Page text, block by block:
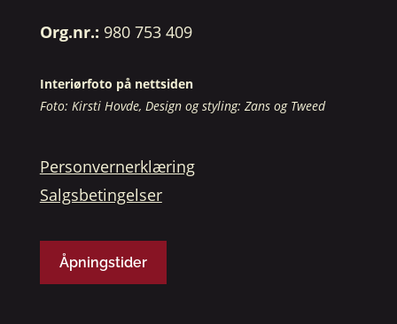
Org.nr.: 980 753 409
Interiørfoto på nettsiden
Foto: Kirsti Hovde, Design og styling: Zans og Tweed
Personvernerklæring
Salgsbetingelser
Åpningstider